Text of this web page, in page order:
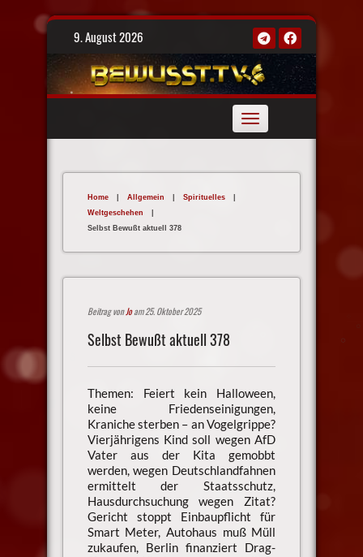
Skip
9. August 2026
Toggle
navigation
Home | Allgemein | Spirituelles
|
Weltgeschehen
|
Selbst Bewußt aktuell 378
Beitrag vonJoam 25. Oktober 2025
Selbst Bewußt aktuell 378
Themen: Feiert kein Halloween,
keine Friedenseinigungen,
Kraniche sterben – an Vogelgrippe?
Vierjährigens Kind soll wegen AfD
Vater aus der Kita gemobbt
werden, wegen Deutschlandfahnen
ermittelt der Staatsschutz,
Hausdurchsuchung wegen Zitat?
Gericht stoppt Einbaupflicht für
Smart Meter, Autohaus muß Müll
zukaufen, Berlin finanziert Drag-